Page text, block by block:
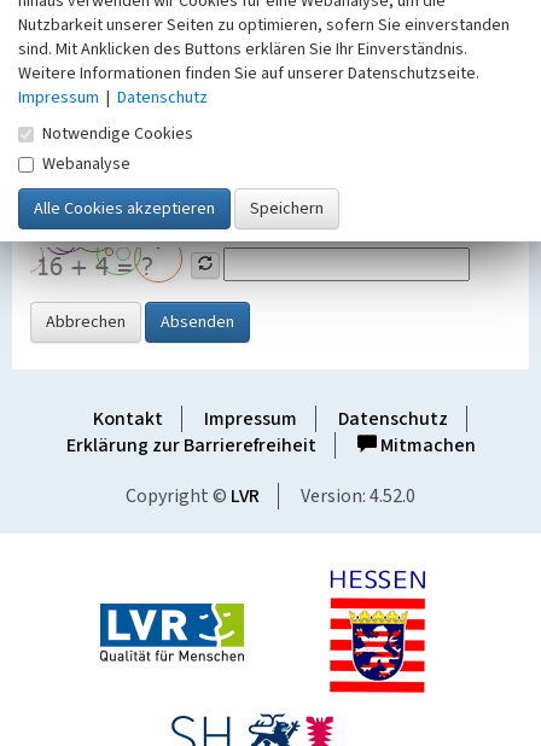
Hinweise zumDatenschutz
Nachricht
SicherheitsabfrageTragen Sie unten das Rechenergebnis aus der
Grafik ein
Abbrechen Absenden
Kontakt Impressum
Datenschutz
Erklärung zur Barrierefreiheit
Mitmachen
Copyright © LVR Version: 4.52.0
Nutzbarkeit unserer Seiten zu optimieren, sofern Sie einverstanden
sind. Mit Anklicken des Buttons erklären Sie Ihr Einverständnis.
Weitere Informationen finden Sie auf unserer Datenschutzseite.
Impressum | Datenschutz
Notwendige Cookies
Webanalyse